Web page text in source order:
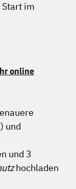
Start im
online
und
und 3
hochladen